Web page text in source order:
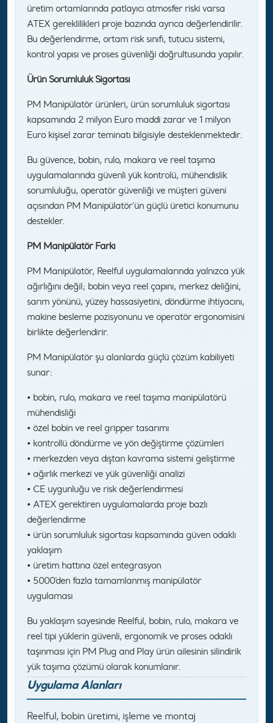
üretim ortamlarında patlayıcı atmosfer riski varsa
ATEX gereklilikleri proje bazında ayrıca değerlendirilir.
Bu değerlendirme, ortam risk sınıfı, tutucu sistemi,
kontrol yapısı ve proses güvenliği doğrultusunda yapılır.
Ürün Sorumluluk Sigortası
PM Manipülatör ürünleri, ürün sorumluluk sigortası
kapsamında 2 milyon Euro maddi zarar ve 1 milyon
Euro kişisel zarar teminatı bilgisiyle desteklenmektedir.
Bu güvence, bobin, rulo, makara ve reel taşıma
uygulamalarında güvenli yük kontrolü, mühendislik
sorumluluğu, operatör güvenliği ve müşteri güveni
açısından PM Manipülatör’ün güçlü üretici konumunu
destekler.
PM Manipülatör Farkı
PM Manipülatör, Reelful uygulamalarında yalnızca yük
ağırlığını değil; bobin veya reel çapını, merkez deliğini,
sarım yönünü, yüzey hassasiyetini, döndürme ihtiyacını,
makine besleme pozisyonunu ve operatör ergonomisini
birlikte değerlendirir.
PM Manipülatör şu alanlarda güçlü çözüm kabiliyeti
sunar:
• bobin, rulo, makara ve reel taşıma manipülatörü
mühendisliği
• özel bobin ve reel gripper tasarımı
• kontrollü döndürme ve yön değiştirme çözümleri
• merkezden veya dıştan kavrama sistemi geliştirme
• ağırlık merkezi ve yük güvenliği analizi
• CE uygunluğu ve risk değerlendirmesi
• ATEX gerektiren uygulamalarda proje bazlı
değerlendirme
• ürün sorumluluk sigortası kapsamında güven odaklı
yaklaşım
• üretim hattına özel entegrasyon
• 5000’den fazla tamamlanmış manipülatör
uygulaması
Bu yaklaşım sayesinde Reelful, bobin, rulo, makara ve
reel tipi yüklerin güvenli, ergonomik ve proses odaklı
taşınması için PM Plug and Play ürün ailesinin silindirik
yük taşıma çözümü olarak konumlanır.
Uygulama Alanları
Reelful, bobin üretimi, işleme ve montaj